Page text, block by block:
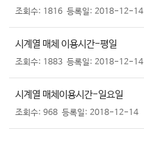
조회수: 1816 등록일: 2018-12-14
시계열 매체 이용시간-평일
조회수: 1883 등록일: 2018-12-14
시계열 매체이용시간-일요일
조회수: 968 등록일: 2018-12-14